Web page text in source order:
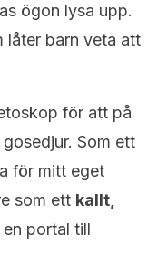
ögon lysa upp.
låter barn veta att
för att på
Som ett
för mitt eget
som ett kallt,
portal till